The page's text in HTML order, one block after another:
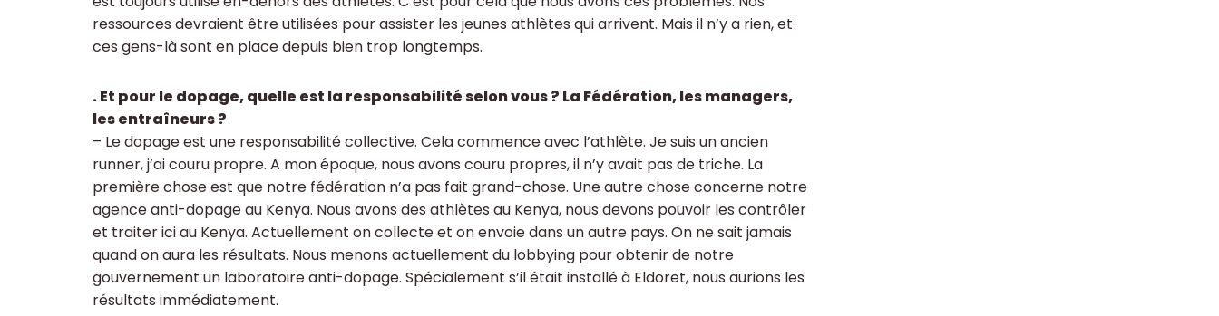
ressources devraient être utilisées pour assister les jeunes athlètes qui arrivent. Mais il n’y a rien, et
ces gens-là sont en place depuis bien trop longtemps.
. Et pour le dopage, quelle est la responsabilité selon vous ? La Fédération, les managers,
les entraîneurs ?
– Le dopage est une responsabilité collective. Cela commence avec l’athlète. Je suis un ancien
runner, j’ai couru propre. A mon époque, nous avons couru propres, il n’y avait pas de triche. La
première chose est que notre fédération n’a pas fait grand-chose. Une autre chose concerne notre
agence anti-dopage au Kenya. Nous avons des athlètes au Kenya, nous devons pouvoir les contrôler
et traiter ici au Kenya. Actuellement on collecte et on envoie dans un autre pays. On ne sait jamais
quand on aura les résultats. Nous menons actuellement du lobbying pour obtenir de notre
gouvernement un laboratoire anti-dopage. Spécialement s’il était installé à Eldoret, nous aurions les
résultats immédiatement.